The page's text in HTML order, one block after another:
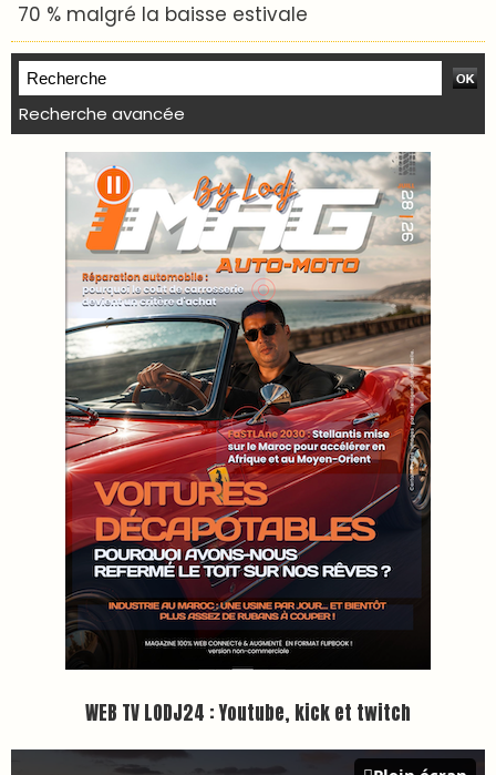
70 % malgré la baisse estivale
Recherche avancée
WEB TV LODJ24 : Youtube, kick et twitch